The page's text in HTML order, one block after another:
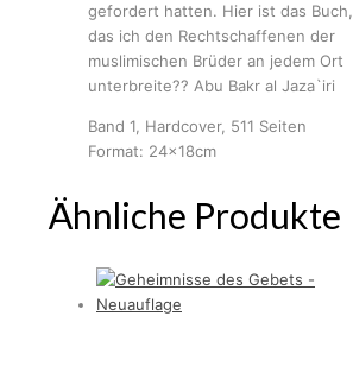
gefordert hatten. Hier ist das Buch,
das ich den Rechtschaffenen der
muslimischen Brüder an jedem Ort
unterbreite?? Abu Bakr al Jaza`iri
Band 1, Hardcover, 511 Seiten
Format: 24x18cm
Ähnliche Produkte